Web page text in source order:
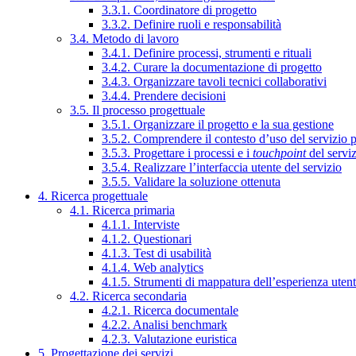
3.3.1. Coordinatore di progetto
3.3.2. Definire ruoli e responsabilità
3.4. Metodo di lavoro
3.4.1. Definire processi, strumenti e rituali
3.4.2. Curare la documentazione di progetto
3.4.3. Organizzare tavoli tecnici collaborativi
3.4.4. Prendere decisioni
3.5. Il processo progettuale
3.5.1. Organizzare il progetto e la sua gestione
3.5.2. Comprendere il contesto d’uso del servizio
3.5.3. Progettare i processi e i touchpointdel
3.5.4. Realizzare l’interfaccia utente del servizio
3.5.5. Validare la soluzione ottenuta
4. Ricerca progettuale
4.1. Ricerca primaria
4.1.1. Interviste
4.1.2. Questionari
4.1.3. Test di usabilità
4.1.4. Web analytics
4.1.5. Strumenti di mappatura dell’esperienza
4.2. Ricerca secondaria
4.2.1. Ricerca documentale
4.2.2. Analisi benchmark
4.2.3. Valutazione euristica
5. Progettazione dei servizi